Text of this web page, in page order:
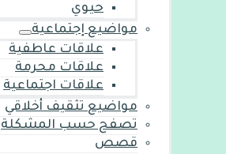
حيوي
مواضيع إجتماعية
علاقات عاطفية
علاقات محرمة
علاقات اجتماعية
مواضيع تثقيف أخلاقي
تصفح حسب المشكلة
قصص